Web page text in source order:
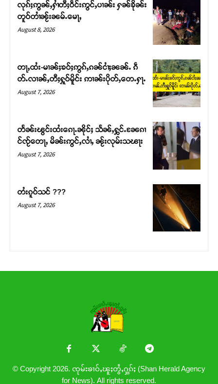
Support SHAN
တ်ႇ တူဝ်ႈလုမ်ႈၾႃႉၼၼ်ႉ ၶဝ်ႈႁူမ်ႈၵမ်ႉထႅမ် ၸုမ်းၶၢ
ဝ်ႇၽူႈတွႆႇႁွၵ်ႈ လႆႈယူႇၶႃႈဢေႃႈ။
လုၵ်ႈဢွၼ်ႇႁၢႆတီႈဝဵင်းဢွင်ႇပၢၼ်း ႁၼ်ၶိုၼ်း
တူဝ်တၢႆၼႂ်းၼမ်ႉမေႃႇ
August 8, 2026
တႃႇထႆး-မၢၼ်ႈၶဝ်ႈဢွၵ်ႇၵၼ်ငၢႆႈၼၼ်ႉ ၵဵ
တ်ႉလၢၼ်ႇတီႈႁူဝ်မိူင်း ဢၢၼ်းပိုတ်ႇတေႉႁႃႉ
August 7, 2026
တႅၼ်းၽွင်းထႆးၵေႃႉၼိုင်ႈ သႅၼ်ႇႁွင်ႉၼႄၵၢ
င်ၸႂ်တေႃႇ မိၼ်းဢွင်ႇလၢႆႇ ၼႂ်းလုမ်းသၽႃး
August 7, 2026
တႆးၵူဝ်သင် ???
August 7, 2026
© Copyright 2026. ၸုမ်းၶၢဝ်ႇၽူႈတွႆႇႁွၵ်ႈ (Shan Herald Agency
for News). All rights reserved.